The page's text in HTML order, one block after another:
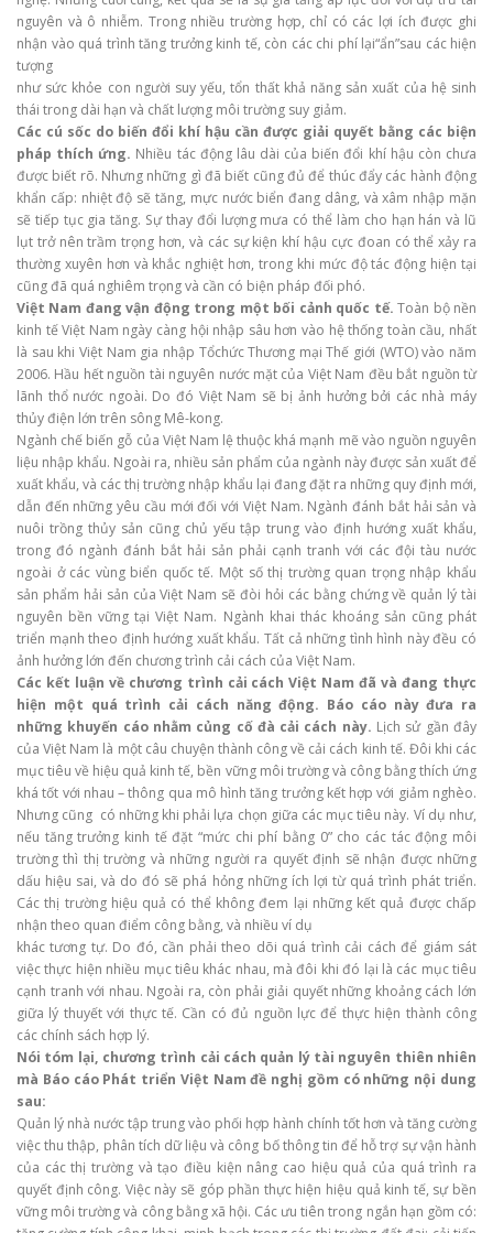
nguyên và ô nhiễm. Trong nhiều trường hợp, chỉ có các lợi ích được ghi
nhận vào quá trình tăng trưởng kinh tế, còn các chi phí lại“ẩn”sau các hiện
tượng
như sức khỏe con người suy yếu, tổn thất khả năng sản xuất của hệ sinh
thái trong dài hạn và chất lượng môi trường suy giảm.
Các cú sốc do biến đổi khí hậu cần được giải quyết bằng các biện
pháp thích ứng. Nhiều tác động lâu dài của biến đổi khí hậu còn chưa
được biết rõ. Nhưng những gì đã biết cũng đủ để thúc đẩy các hành động
khẩn cấp: nhiệt độ sẽ tăng, mực nước biển đang dâng, và xâm nhập mặn
sẽ tiếp tục gia tăng. Sự thay đổi lượng mưa có thể làm cho hạn hán và lũ
lụt trở nên trầm trọng hơn, và các sự kiện khí hậu cực đoan có thể xảy ra
thường xuyên hơn và khắc nghiệt hơn, trong khi mức độ tác động hiện tại
cũng đã quá nghiêm trọng và cần có biện pháp đối phó.
Việt Nam đang vận động trong một bối cảnh quốc tế.Toàn bộ nền
kinh tế Việt Nam ngày càng hội nhập sâu hơn vào hệ thống toàn cầu, nhất
là sau khi Việt Nam gia nhập Tổchức Thương mại Thế giới (WTO) vào năm
2006. Hầu hết nguồn tài nguyên nước mặt của Việt Nam đều bắt nguồn từ
lãnh thổ nước ngoài. Do đó Việt Nam sẽ bị ảnh hưởng bởi các nhà máy
thủy điện lớn trên sông Mê-kong.
Ngành chế biến gỗ của Việt Nam lệ thuộc khá mạnh mẽ vào nguồn nguyên
liệu nhập khẩu. Ngoài ra, nhiều sản phẩm của ngành này được sản xuất để
xuất khẩu, và các thị trường nhập khẩu lại đang đặt ra những quy định mới,
dẫn đến những yêu cầu mới đối với Việt Nam. Ngành đánh bắt hải sản và
nuôi trồng thủy sản cũng chủ yếu tập trung vào định hướng xuất khẩu,
trong đó ngành đánh bắt hải sản phải cạnh tranh với các đội tàu nước
ngoài ở các vùng biển quốc tế. Một số thị trường quan trọng nhập khẩu
sản phẩm hải sản của Việt Nam sẽ đòi hỏi các bằng chứng về quản lý tài
nguyên bền vững tại Việt Nam. Ngành khai thác khoáng sản cũng phát
triển mạnh theo định hướng xuất khẩu. Tất cả những tình hình này đều có
ảnh hưởng lớn đến chương trình cải cách của Việt Nam.
Các kết luận về chương trình cải cáchViệt Nam đã và đang thực
hiện một quá trình cải cách năng động. Báo cáo này đưa ra
những khuyến cáo nhằm củng cố đà cải cách này. Lịch sử gần đây
của Việt Nam là một câu chuyện thành công về cải cách kinh tế. Đôi khi các
mục tiêu về hiệu quả kinh tế, bền vững môi trường và công bằng thích ứng
khá tốt với nhau – thông qua mô hình tăng trưởng kết hợp với giảm nghèo.
Nhưng cũng có những khi phải lựa chọn giữa các mục tiêu này. Ví dụ như,
nếu tăng trưởng kinh tế đặt “mức chi phí bằng 0” cho các tác động môi
trường thì thị trường và những người ra quyết định sẽ nhận được những
dấu hiệu sai, và do đó sẽ phá hỏng những ích lợi từ quá trình phát triển.
Các thị trường hiệu quả có thể không đem lại những kết quả được chấp
nhận theo quan điểm công bằng, và nhiều ví dụ
khác tương tự. Do đó, cần phải theo dõi quá trình cải cách để giám sát
việc thực hiện nhiều mục tiêu khác nhau, mà đôi khi đó lại là các mục tiêu
cạnh tranh với nhau. Ngoài ra, còn phải giải quyết những khoảng cách lớn
giữa lý thuyết với thực tế. Cần có đủ nguồn lực để thực hiện thành công
các chính sách hợp lý.
Nói tóm lại, chương trình cải cách quản lý tài nguyên thiên nhiên
mà Báo cáo Phát triển Việt Nam đề nghị gồm có những nội dung
sau:
Quản lý nhà nước tập trung vào phối hợp hành chính tốt hơn và tăng cường
việc thu thập, phân tích dữ liệu và công bố thông tin để hỗ trợ sự vận hành
của các thị trường và tạo điều kiện nâng cao hiệu quả của quá trình ra
quyết định công. Việc này sẽ góp phần thực hiện hiệu quả kinh tế, sự bền
vững môi trường và công bằng xã hội. Các ưu tiên trong ngắn hạn gồm có: